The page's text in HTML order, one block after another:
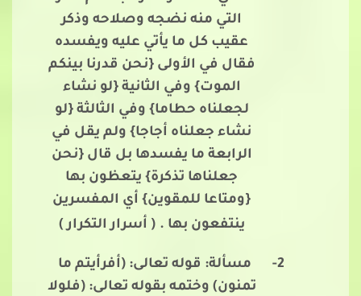
التي منه نضجه وصلاحه وذكر
عقيب كل ما يأتي عليه ويفسده
فقال في الأولى {نحن قدرنا بينكم
الموت} وفي الثانية {لو نشاء
لجعلناه حطاما} وفي الثالثة {لو
نشاء جعلناه أجاجا} ولم يقل في
الرابعة ما يفسدها بل قال {نحن
جعلناها تذكرة} يتعظون بها
{ومتاعا للمقوين} أي المفسرين
ينتفعون بها . ( أسرار التكرار )
2-
مسألة: قوله تعالى: (أفرأيتم ما
تمنون) وختمه بقوله تعالى: (فلولا